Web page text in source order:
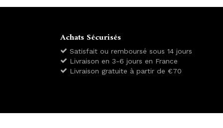
Achats Sécurisés
Satisfait ou remboursé sous 14 jours
Livraison en 3-6 jours en France
Livraison gratuite à partir de €70